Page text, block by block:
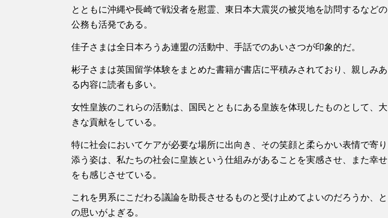
とともに沖縄や長崎で戦没者を慰霊、東日本大震災の被災地を訪問するなどの
公務も活発である。
佳子さまは全日本ろうあ連盟の活動中、手話でのあいさつが印象的だ。
彬子さまは英国留学体験をまとめた書籍が書店に平積みされており、親しみあ
る内容に読者も多い。
女性皇族のこれらの活動は、国民とともにある皇族を体現したものとして、大
きな貢献をしている。
特に社会においてケアが必要な場所に出向き、その笑顔と柔らかい表情で寄り
添う姿は、私たちの社会に皇族という仕組みがあることを実感させ、また幸せ
をも感じさせている。
これを男系にこだわる議論を助長させるものと受け止めてよいのだろうか、と
の思いがよぎる。